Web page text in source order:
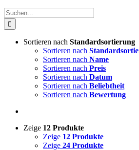
Suche
nach:
Sortieren nach Standardsortierung
Sortieren nach
Sortieren nach Name
Sortieren nach Preis
Sortieren nach Datum
Sortieren nach Beliebtheit
Sortieren nach Bewertung
Zeige 12 Produkte
Zeige 12 Produkte
Zeige 24 Produkte